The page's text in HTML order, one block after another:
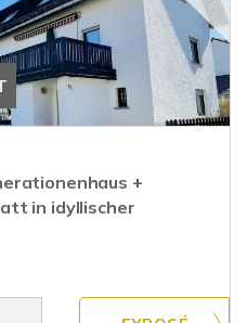
+
in idyllischer